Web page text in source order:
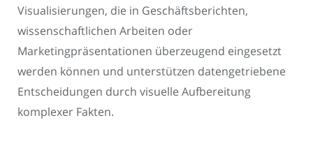
Visualisierungen, die in Geschäftsberichten,
wissenschaftlichen Arbeiten oder
Marketingpräsentationen überzeugend eingesetzt
werden können und unterstützen datengetriebene
Entscheidungen durch visuelle Aufbereitung
komplexer Fakten.